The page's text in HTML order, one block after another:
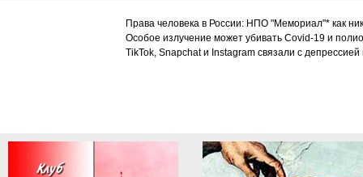
Права человека в России: НПО "Мемориал"* как
Особое излучение может убивать Covid-19 и
TikTok, Snapchat и Instagram связали с